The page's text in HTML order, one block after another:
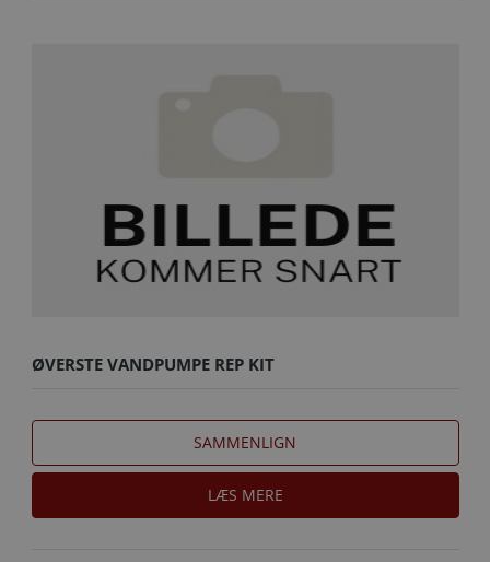
ØVERSTE VANDPUMPE REP KIT
SAMMENLIGN
LÆS MERE